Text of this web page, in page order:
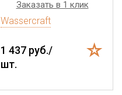
Заказать в 1 клик
Wassercraft
1 437 руб./
шт.